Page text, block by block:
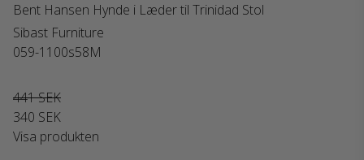
Bent Hansen Hynde i Læder til Trinidad Stol
Sibast Furniture
059-1100s58M
441 SEK
340 SEK
Visa produkten